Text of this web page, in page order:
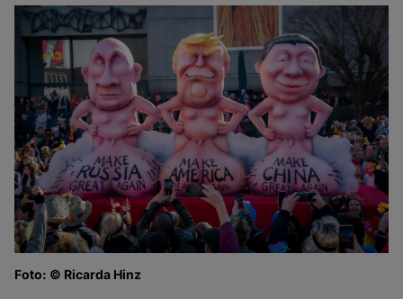
Foto: © Ricarda Hinz